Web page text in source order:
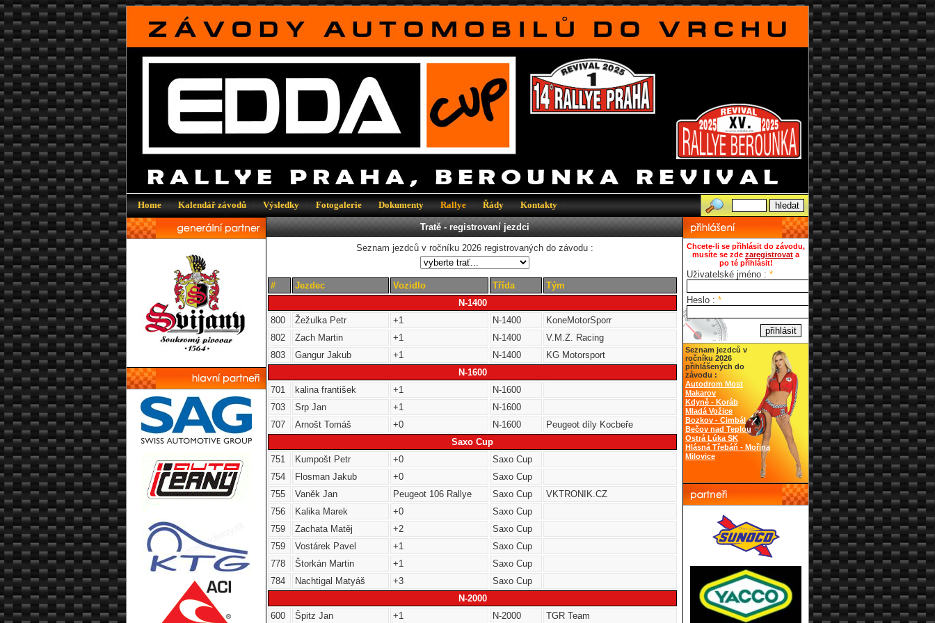
Home Kalendář závodů Výsledky Fotogalerie Dokumenty Rallye Řády Kontakty
Chcete-li se přihlásit do závodu,
musíte se zde zaregistrovat a
po té přihlásit!
Uživatelské jméno : *
Heslo : *
Seznam jezdců v
ročníku 2026
přihlášených do
závodu :
Autodrom Most
Makarov
Kdyně - Koráb
Mladá Vožice
Bozkov - Cimbál
Bečov nad Teplou
Ostrá Lúka SK
Hlásná Třebáň - Mořina
Milovice
Tratě - registrovaní jezdci
Seznam jezdců v ročníku 2026 registrovaných do závodu :
# Jezdec Vozidlo Třída
Tým
N-1400
800
Žežulka Petr +1 N-1400
KoneMotorSporr
802
Zach Martin +1 N-1400
V.M.Z. Racing
803
Gangur Jakub +1 N-1400
KG Motorsport
N-1600
701
kalina františek +1
N-1600
703
Srp Jan +1
N-1600
707
Arnošt Tomáš +0 N-1600
Peugeot díly Kocbeře
Saxo Cup
751
Kumpošt Petr +0
Saxo Cup
754
Flosman Jakub +0
Saxo Cup
755
Vaněk Jan Peugeot 106 Rallye Saxo Cup
VKTRONIK.CZ
756
Kalika Marek +0
Saxo Cup
759
Zachata Matěj +2
Saxo Cup
759
Vostárek Pavel +1
Saxo Cup
778
Štorkán Martin +1
Saxo Cup
784
Nachtigal Matyáš +3
Saxo Cup
N-2000
600
Špitz Jan +1 N-2000 TGR Team